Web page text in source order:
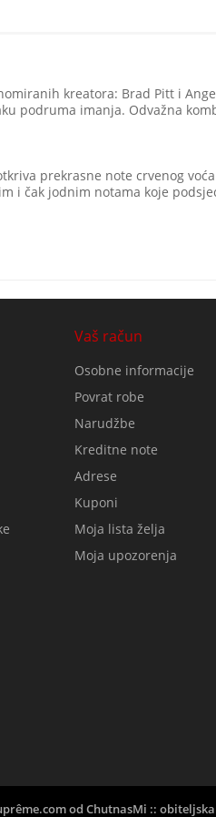
kreatora: Brad Pitt i
podruma imanja. Odvažna
prekrasne note crvenog
i čak jodnim notama koje
Vaš račun
Osobne informacije
Povrat robe
Narudžbe
Kreditne note
Adrese
Kuponi
Moja lista želja
Moja upozorenja
od ChutnasMi ::